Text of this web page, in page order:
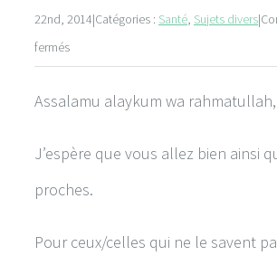
22nd, 2014|Catégories : Santé, Sujets divers|
ferméssur
de
cabinet
médical
Rabat
Assalamu alaykum wa rahmatullah,
J’espère que vous allez bien ainsi
proches.
Pour ceux/celles qui ne le savent